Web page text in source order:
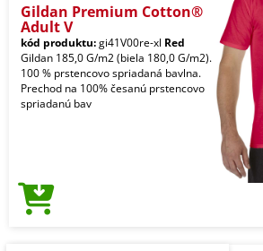
Gildan Premium Cotton®
Adult V
kód produktu:gi41V00re-xl Red
Gildan 185,0 G/m2 (biela 180,0 G/m2).
100 % prstencovo spriadaná bavlna.
Prechod na 100% česanú prstencovo
spriadanú bav